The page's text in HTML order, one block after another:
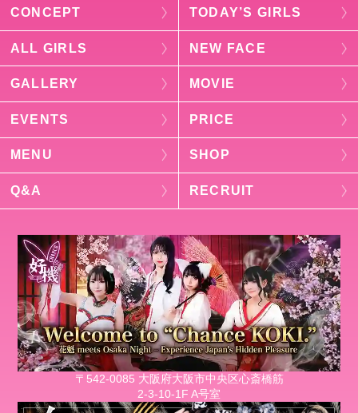
CONCEPT TODAY’S GIRLS
ALL GIRLS NEW FACE
GALLERY MOVIE
EVENTS PRICE
MENU SHOP
Q&A RECRUIT
〒542-0085 大阪府大阪市中央区心斎橋筋
2-3-10-1F A号室